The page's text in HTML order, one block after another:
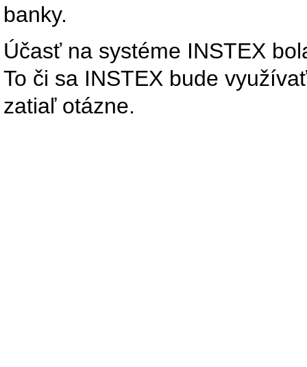
banky.
Účasť na systéme INSTEX
To či sa INSTEX bude
zatiaľ otázne.